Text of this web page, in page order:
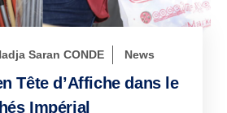
Saran CONDE News
Tête d’Affiche dans le
Impérial